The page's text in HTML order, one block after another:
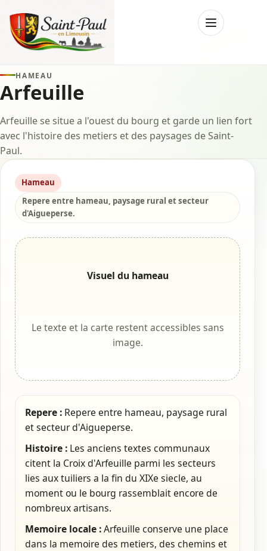
Menu
HAMEAU
Arfeuille
Arfeuille se situe a l'ouest du bourg et garde un lien fort
avec l'histoire des metiers et des paysages de Saint-
Paul.
Hameau
Repere entre hameau, paysage rural et secteur
d'Aigueperse.
Visuel du hameau
Le texte et la carte restent accessibles sans
image.
Repere : Repere entre hameau, paysage rural
et secteur d'Aigueperse.
Histoire : Les anciens textes communaux
citent la Croix d'Arfeuille parmi les secteurs
lies aux tuiliers a la fin du XIXe siecle, au
moment ou le bourg rassemblait encore de
nombreux artisans.
Memoire locale :Arfeuille conserve une place
dans la memoire des metiers, des chemins et